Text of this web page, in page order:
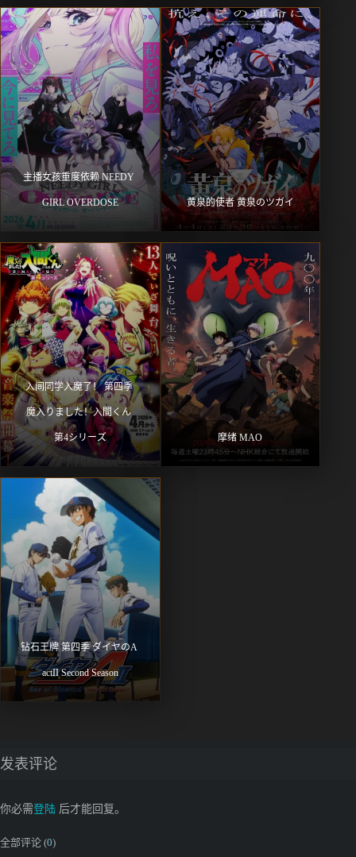
主播女孩重度依赖 NEEDY
GIRL OVERDOSE 黄泉的使者 黄泉のツガイ
入间同学入魔了！ 第四季
魔入りました！入間くん
第4シリーズ 摩绪 MAO
钻石王牌 第四季 ダイヤのA
actII Second Season
发表评论
你必需登陆 后才能回复。
全部评论 (0)